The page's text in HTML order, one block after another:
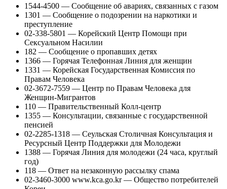
1544-4500 — Сообщение об авариях, связанных с газом
1301 — Сообщение о подозрении на наркотики и
преступление
02-338-5801 — Корейский Центр Помощи при
Сексуальном Насилии
182 — Сообщение о пропавших детях
1366 — Горячая Телефонная Линия для женщин
1331 — Корейская Государственная Комиссия по
Правам Человека
02-3672-7559 — Центр по Правам Человека для
Женщин-Мигрантов
110 — Правительственный Колл-центр
1355 — Консультации, связанные с государственной
пенсией
02-2285-1318 — Сеульская Столичная Консультация и
Ресурсный Центр Поддержки для Молодежи
1388 — Горячая Линия для молодежи (24 часа, круглый
год)
118 — Ответ на незаконную рассылку спама
02-3460-3000 www.kca.go.kr — Общество потребителей